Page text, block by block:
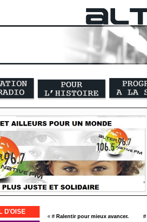
D'OISE
« # Ralentir pour mieux avancer. #